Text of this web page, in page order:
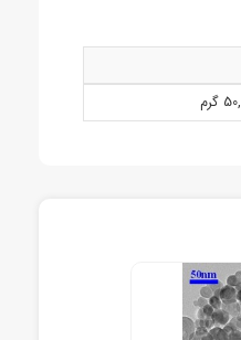
,50 گرم